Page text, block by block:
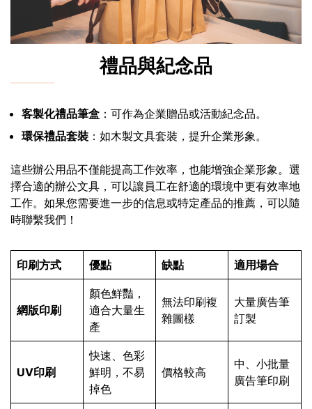
禮品與紀念品
客製化禮品筆盒 ：可作為企業贈品或活動紀念品。
環保禮品套裝 ：如木製文具套裝，提升企業形象。
這些辦公用品不僅能提高工作效率，也能增強企業形象。選
擇合適的辦公文具，可以讓員工在舒適的環境中更有效率地
工作。如果您需要進一步的信息或特定產品的推薦，可以隨
時聯繫我們！
印刷方式 優點 缺點 適用場合
網版印刷
顏色鮮豔，
適合大量生
產
無法印刷複
雜圖樣
大量廣告筆
訂製
UV印刷
快速、色彩
鮮明，不易
掉色
價格較高
中、小批量
廣告筆印刷